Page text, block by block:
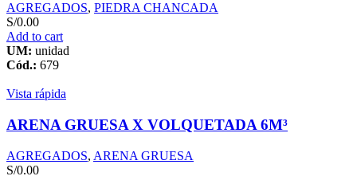
AGREGADOS, PIEDRA CHANCADA
S/0.00
Add to cart
UM: unidad
Cód.: 679
Vista rápida
ARENA GRUESA X VOLQUETADA 6M³
AGREGADOS, ARENA GRUESA
S/0.00